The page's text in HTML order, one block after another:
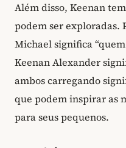
Além disso, Keenan
podem ser exploradas.
Michael significa
Keenan Alexander
ambos carregando
que podem inspirar as
para seus pequenos.